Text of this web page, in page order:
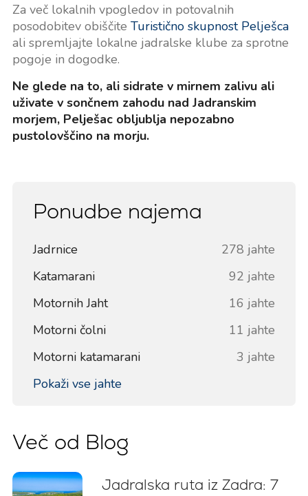
Za več lokalnih vpogledov in potovalnih
posodobitev obiščite Turistično skupnost Pelješca
ali spremljajte lokalne jadralske klube za sprotne
pogoje in dogodke.
Ne glede na to, ali sidrate v mirnem zalivu ali
uživate v sončnem zahodu nad Jadranskim
morjem, Pelješac obljublja nepozabno
pustolovščino na morju.
Ponudbe najema
Jadrnice
278 jahte
Katamarani
92 jahte
Motornih Jaht
16 jahte
Motorni čolni
11 jahte
Motorni katamarani
3 jahte
Pokaži vse jahte
Več od Blog
Jadralska ruta iz Zadra: 7